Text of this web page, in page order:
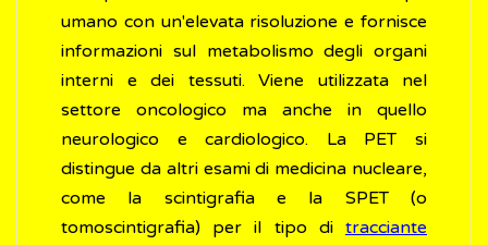
umano con un'elevata risoluzione e fornisce
informazioni sul metabolismo degli organi
interni e dei tessuti. Viene utilizzata nel
settore oncologico ma anche in quello
neurologico e cardiologico. La PET si
distingue da altri esami di medicina nucleare,
come la scintigrafia e la SPET (o
tomoscintigrafia) per il tipo di tracciante